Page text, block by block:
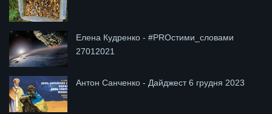
Елена Кудренко - #PROстими_словами
27012021
Антон Санченко - Дайджест 6 грудня 2023